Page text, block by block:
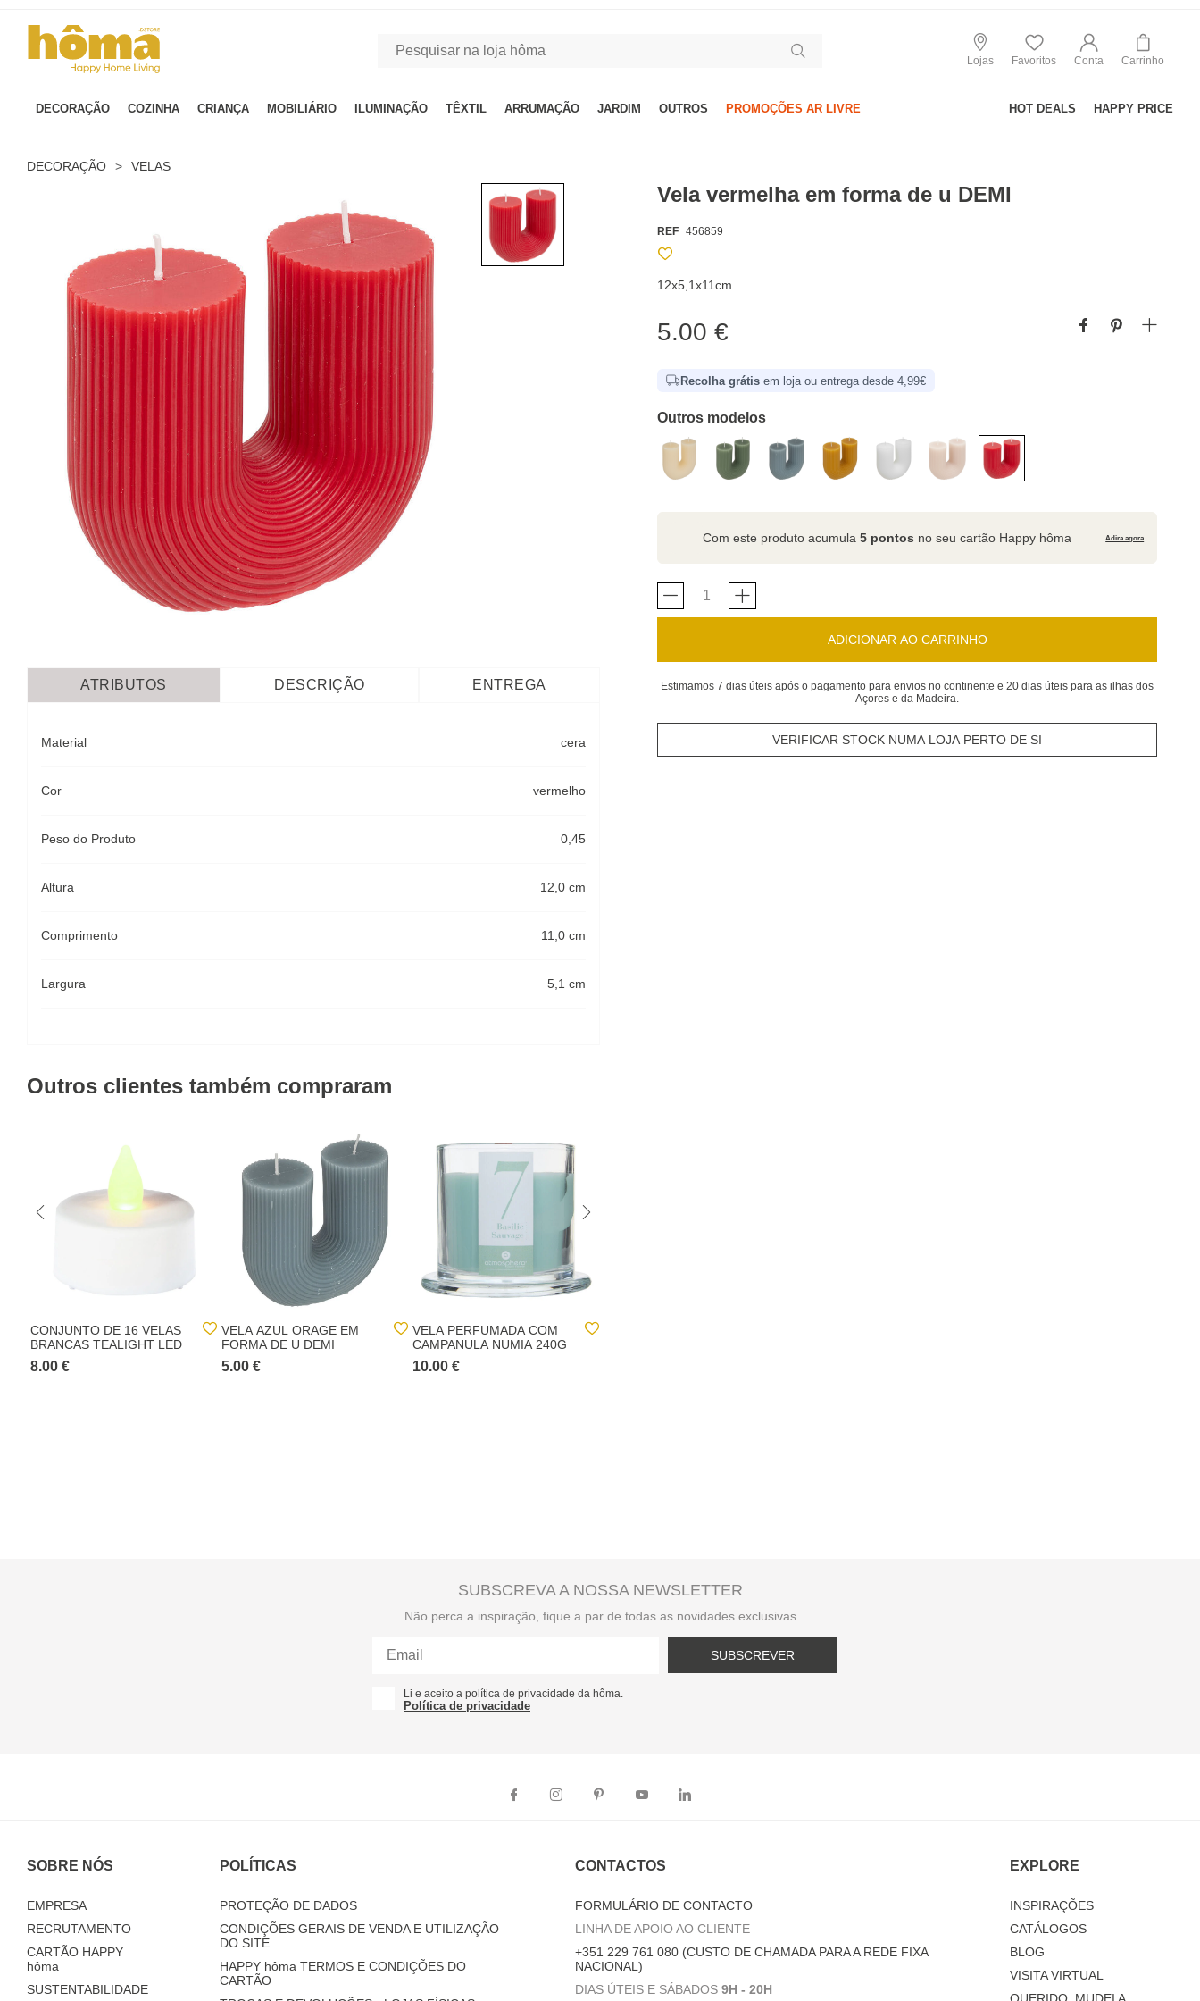
Lojas Favoritos Conta Carrinho
DECORAÇÃO COZINHA CRIANÇA MOBILIÁRIO ILUMINAÇÃO TÊXTIL ARRUMAÇÃO JARDIM OUTROS PROMOÇÕES AR LIVRE HOT DEALS HAPPY PRICE
DECORAÇÃO > VELAS
Vela vermelha em forma de u DEMI
REF 456859
12x5,1x11cm
5.00 €
Recolha grátis em loja ou entrega desde 4,99€
Outros modelos
Com este produto acumula5 pontos no seu cartão Happy hôma Adira agora
ADICIONAR AO CARRINHO
Estimamos 7 dias úteis após o pagamento para envios no continente e 20 dias úteis para as ilhas dos
Açores e da Madeira.
VERIFICAR STOCK NUMA LOJA PERTO DE SI
ATRIBUTOS DESCRIÇÃO ENTREGA
Material cera
Cor vermelho
Peso do Produto 0,45
Altura 12,0 cm
Comprimento 11,0 cm
Largura 5,1 cm
Outros clientes também compraram
CONJUNTO DE 16 VELAS
BRANCAS TEALIGHT LED
8.00 €
VELA AZUL ORAGE EM
FORMA DE U DEMI
5.00 €
VELA PERFUMADA COM
CAMPANULA NUMIA 240G
10.00 €
SUBSCREVA A NOSSA NEWSLETTER
Não perca a inspiração, fique a par de todas as novidades exclusivas
SUBSCREVER
Li e aceito a política de privacidade da hôma.
Política de privacidade
SOBRE NÓS
EMPRESA
RECRUTAMENTO
CARTÃO HAPPY
hôma
SUSTENTABILIDADE
POLÍTICAS
PROTEÇÃO DE DADOS
CONDIÇÕES GERAIS DE VENDA E UTILIZAÇÃO
DO SITE
HAPPY hôma TERMOS E CONDIÇÕES DO
CARTÃO
CONTACTOS
FORMULÁRIO DE CONTACTO
LINHA DE APOIO AO CLIENTE
+351 229 761 080 (CUSTO DE CHAMADA PARA A REDE FIXA
NACIONAL)
DIAS ÚTEIS E SÁBADOS 9H - 20H
EXPLORE
INSPIRAÇÕES
CATÁLOGOS
BLOG
VISITA VIRTUAL